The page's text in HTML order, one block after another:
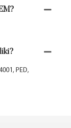
PED,